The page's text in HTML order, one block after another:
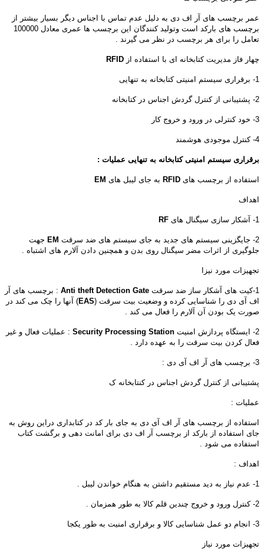
عمر برچسب های آر اف دی به دلیل عدم تماس با اجناس دیگر بسیار بیشتر از
برچسب های بارکد است وتولید کنندگان این برچسب ها عمری معادل 100000
تعامل را برای هر برچسب در نظر می گیرند .
چهار فاز مدیریت کتابخانه ای با استفاده از RFID
1- برقراری سیستم امنیتی کتابخانه به تنهایی
2- پشتیبانی از کنترل گردش اجناس در کتابخانه
3- خود کنترلی در ورود و خروج کار
4- کنترل موجودی هوشمند
برقراری سیستم امنیتی کتابخانه به تنهایی عملیات :
استفاده از برچسب های RFID به جای لیبل های EM
اهداف
1- آشکار سازی سیگنال های RF
2- جایگزینی سیستم های جدید به جای سیستم های ضد سرقت EM جهت
جلوگیری از اثرات مضر سیگنال روی بدن و همچنین دادن آلارم های اشتباه .
تجهیزات مورد نیزا
1-کیت های آشکار ساز ضد سرقت Anti theft Detection Gate : برچسب های آر
اف آی دی را شناسایی کرده و وضعیت بیت سرقت (EAS) آنها را چک می کند در
صورت یک بودن آن آلارم را فعال می کند .
2- ایستگاه پردازش امنیت Security Processing Station : عملیات فعال و غیر
فعال کردن بیت سرقت را به عهده دارد .
3- برچسب های آر اف آی دی :
پشتیبانی از کنترل گردش اجناس در کنتابخانه ک
عملیات :
استفاده از برچسب های آر اف آی دی به جای بار کد در کتابداری دراین روش به
جای استفاده از بارکد از برچسب آر اف دی برای امانت دهی و برگشت کتاب
استفاده می شود .
اهداف :
1- عدم نیاز به دید مستقیم داشتن به هنگام خواندن لیبل .
2- کنترل ورود و خروج چندین قلم کالا به طور همزمان .
3- انجام دو عمل شناسایی کالا و برقراری امنیت به طور یکجا
تجهیزات مورد نیاز